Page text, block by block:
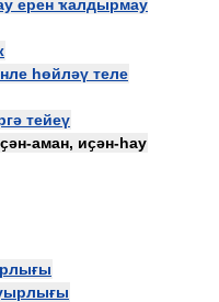
ерен ҡалдырмау
һөйләү теле
тейеү
аман, иҫән-һау